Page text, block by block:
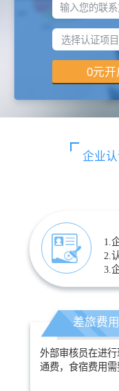
输入您的联
企业
1.
2.
3.
差旅费用
外部审核员在进
通费，食宿费用